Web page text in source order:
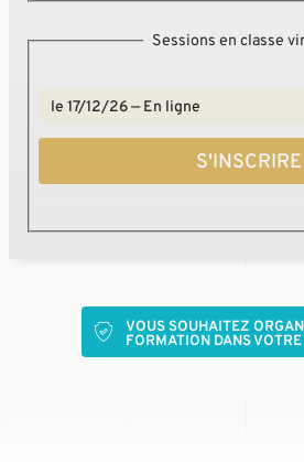
Sessions en classe
S'INSCRIRE
VOUS SOUHAITEZ
FORMATION DANS